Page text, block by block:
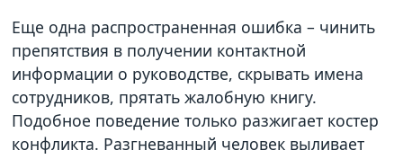
Еще одна распространенная ошибка – чинить
препятствия в получении контактной
информации о руководстве, скрывать имена
сотрудников, прятать жалобную книгу.
Подобное поведение только разжигает костер
конфликта. Разгневанный человек выливает